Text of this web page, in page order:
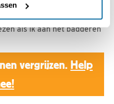
|
als ik aan het badderen
vergrijzen. Help